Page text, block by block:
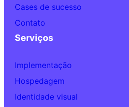
Cases de sucesso
Contato
Serviços
Implementação
Hospedagem
Identidade visual